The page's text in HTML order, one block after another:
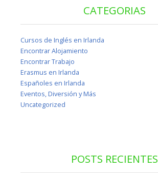
CATEGORIAS
Cursos de Inglés en Irlanda
Encontrar Alojamiento
Encontrar Trabajo
Erasmus en Irlanda
Españoles en Irlanda
Eventos, Diversión y Más
Uncategorized
POSTS RECIENTES